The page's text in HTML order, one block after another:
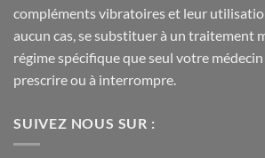
compléments vibratoires et leur
aucun cas, se substituer à un traitement
régime spécifique que seul votre
prescrire ou à interrompre.
SUIVEZ NOUS SUR :